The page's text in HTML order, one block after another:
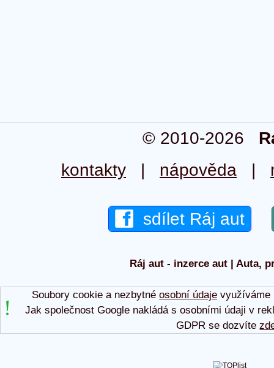
© 2010-2026
kontakty | nápověda |
sdílet Ráj aut
Ráj aut - inzerce aut | Auta,
Soubory cookie a nezbytné osobní údajevyužíváme
Jak společnost Google nakládá s osobními údaji v
GDPR se dozvíte